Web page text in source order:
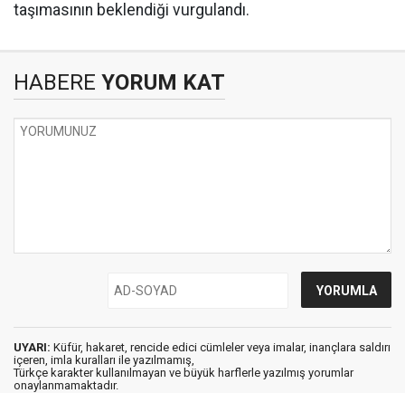
taşımasının beklendiği vurgulandı.
HABERE YORUM KAT
UYARI: Küfür, hakaret, rencide edici cümleler veya imalar, inançlara saldırı
içeren, imla kuralları ile yazılmamış,
Türkçe karakter kullanılmayan ve büyük harflerle yazılmış yorumlar
onaylanmamaktadır.